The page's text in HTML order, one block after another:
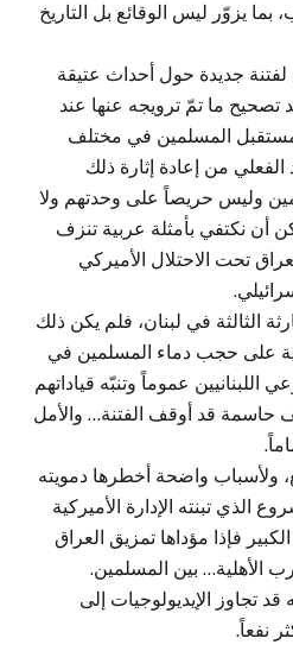
يزوّر ليس الوقائع بل التاريخ
جديدة حول أحداث عتيقة
تصحيح ما تمّ ترويجه عنها عند
المسلمين في مختلف
الفعلي من إعادة إثارة ذلك
وليس حريصاً على وحدتهم ولا
نكتفي بأمثلة عربية تنزف
تحت الاحتلال الأميركي
الثالثة في لبنان، فلم يكن ذلك
على حجب دماء المسلمين في
اللبنانيين عموماً وتنبّه قياداتهم
حاسمة قد أوقف الفتنة… والأمل
ولأسباب واضحة أخطرها دمويته
الذي تبنته الإدارة الأميركية
فإذا مؤداها تمزيق العراق
الأهلية… بين المسلمين.
تجاوز الإيديولوجيات إلى
نفعاً.